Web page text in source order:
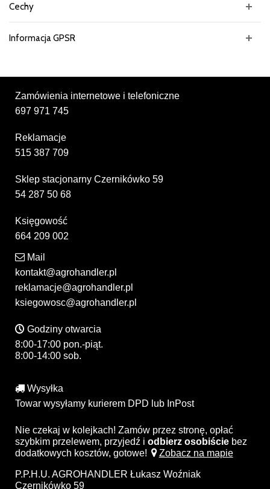
Cechy
Informacja GPSR
Zamówienia internetowe i telefoniczne
697 971 745
Reklamacje
515 387 709
Sklep stacjonarny Czernikówko 59
54 287 50 68
Księgowość
664 209 002
Mail
kontakt@agrohandler.pl
reklamacje@agrohandler.pl
ksiegowosc@agrohandler.pl
Godziny otwarcia
8:00-17:00 pon.-piąt.
8:00-14:00 sob.
Wysyłka
Towar wysyłamy kurierem DPD lub InPost
Nie czekaj w kolejkach! Zamów przez stronę, opłać
szybkim przelewem, przyjedź i odbierz osobiście bez
dodatkowych kosztów, gotowe!
Zobacz na mapie
P.P.H.U. AGROHANDLER Łukasz Woźniak
Czernikówko 59